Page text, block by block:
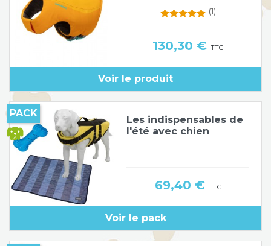
(1)
Prix
130,30 €TTC
Voir le produit
Les indispensables de
l'été avec chien
Prix
69,40 € TTC
Voir le pack
PACK